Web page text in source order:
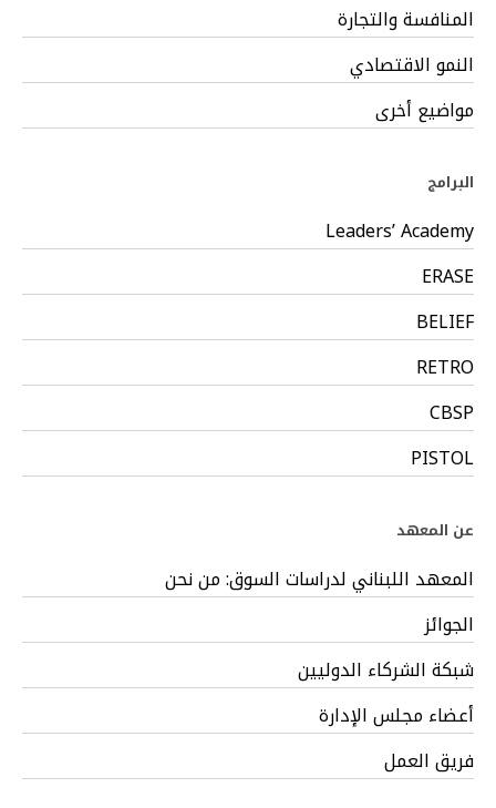
المنافسة والتجارة
النمو الاقتصادي
مواضيع أخرى
البرامج
Leaders’ Academy
ERASE
BELIEF
RETRO
CBSP
PISTOL
عن المعهد
المعهد اللبناني لدراسات السوق: من نحن
الجوائز
شبكة الشركاء الدوليين
أعضاء مجلس الإدارة
فريق العمل